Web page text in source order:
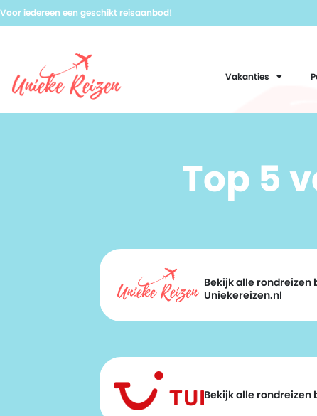
Voor iedereen een geschikt reisaanbod!
Vakanties
Top 5
Bekijk alle rondreizen
Uniekereizen.nl
Bekijk alle rondreizen